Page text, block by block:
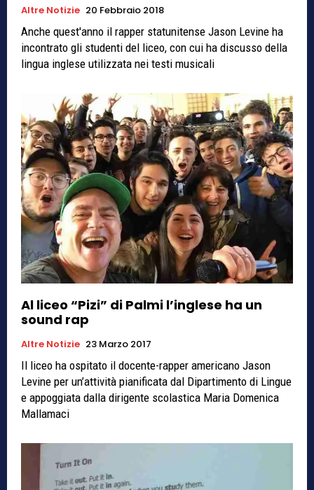
Altre Notizie 20 Febbraio 2018
Anche quest'anno il rapper statunitense Jason Levine ha
incontrato gli studenti del liceo, con cui ha discusso della
lingua inglese utilizzata nei testi musicali
Al liceo “Pizi” di Palmi l’inglese ha un
sound rap
Altre Notizie 23 Marzo 2017
Il liceo ha ospitato il docente-rapper americano Jason
Levine per un’attività pianificata dal Dipartimento di Lingue
e appoggiata dalla dirigente scolastica Maria Domenica
Mallamaci